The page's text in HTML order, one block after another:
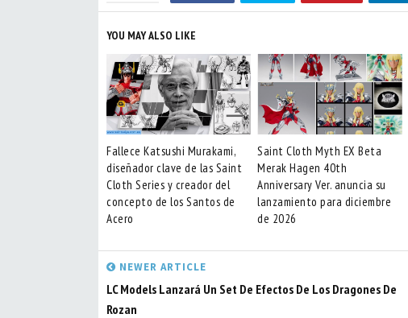
YOU MAY ALSO LIKE
Fallece Katsushi Murakami,
diseñador clave de las Saint
Cloth Series y creador del
concepto de los Santos de
Acero
Saint Cloth Myth EX Beta
Merak Hagen 40th
Anniversary Ver. anuncia su
lanzamiento para diciembre
de 2026
NEWER ARTICLE
LC Models Lanzará Un Set De Efectos De Los Dragones De
Rozan